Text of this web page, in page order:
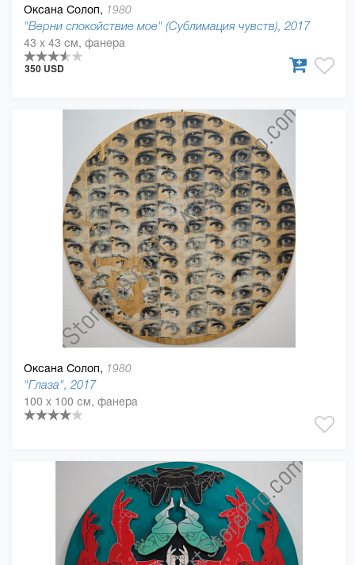
Оксана Солоп, 1980
"Верни спокойствие мое" (Сублимация чувств), 2017
43 x 43 см, фанера
350 USD
Оксана Солоп, 1980
"Глаза", 2017
100 x 100 см, фанера